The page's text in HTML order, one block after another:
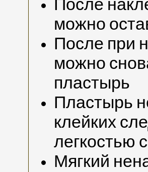
После
можно
После при
можно
пластырь
Пластырь
клейких
легкостью
Мягкий